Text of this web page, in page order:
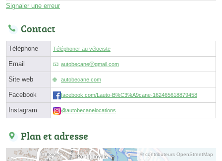
Signaler une erreur
Contact
Téléphone Téléphoner au vélociste
Email autobecaneⓐgmail.com
Site web autobecane.com
Facebook facebook.com/Lauto-B%C3%A9cane-162465618879458
Instagram @autobecanelocations
Plan et adresse
© contributeurs OpenStreetMap